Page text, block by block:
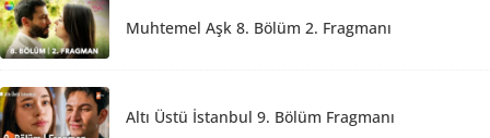
Muhtemel Aşk 8. Bölüm 2. Fragmanı
Altı Üstü İstanbul 9. Bölüm Fragmanı